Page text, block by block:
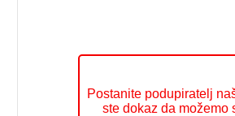
Postanite podupiratelj
ste dokaz da možemo